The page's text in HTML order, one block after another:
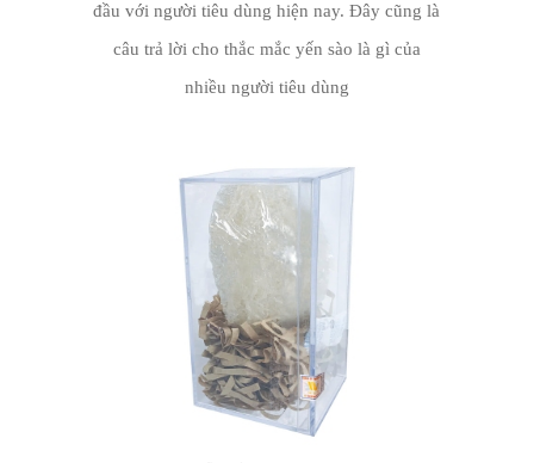
đầu với người tiêu dùng hiện nay. Đây cũng là
câu trả lời cho thắc mắc yến sào là gì của
nhiều người tiêu dùng